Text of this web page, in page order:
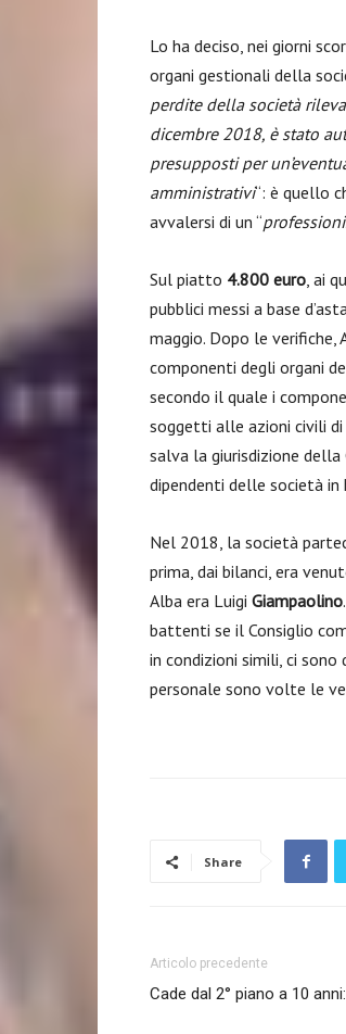
Lo ha deciso, nei giorni
organi gestionali della
perdite della società
dicembre 2018, è stato
presupposti per
amministrativi“: è quello
avvalersi di un “
Sul piatto 4.800 euro, ai
pubblici messi a base
maggio. Dopo le
componenti degli organi
secondo il quale i
soggetti alle azioni civili
salva la giurisdizione
dipendenti delle società in
Nel 2018, la società
prima, dai bilanci, era
Alba era Luigi Giampaolino
battenti se il Consiglio
in condizioni simili, ci sono
personale sono volte le
Share
Articolo precedente
Cade dal 2° piano a 10